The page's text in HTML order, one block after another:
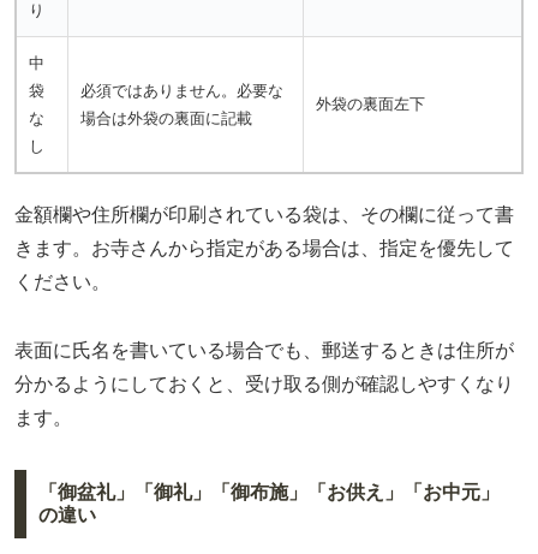
り
中
袋
な
し
必須ではありません。必要な
場合は外袋の裏面に記載
外袋の裏面左下
金額欄や住所欄が印刷されている袋は、その欄に従って書
きます。お寺さんから指定がある場合は、指定を優先して
ください。
表面に氏名を書いている場合でも、郵送するときは住所が
分かるようにしておくと、受け取る側が確認しやすくなり
ます。
「御盆礼」「御礼」「御布施」「お供え」「お中元」
の違い